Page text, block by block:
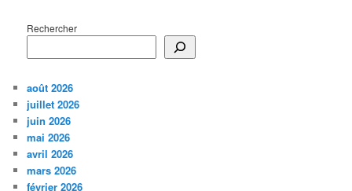
Rechercher
août 2026
juillet 2026
juin 2026
mai 2026
avril 2026
mars 2026
février 2026